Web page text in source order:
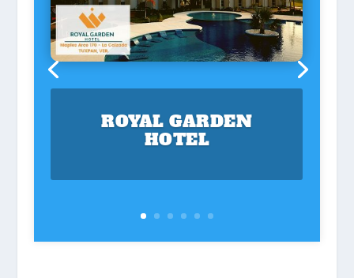
ROYAL GARDEN
HOTEL